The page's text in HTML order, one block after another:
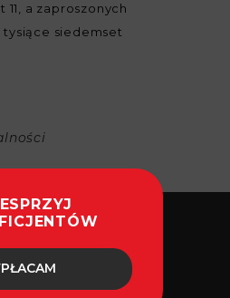
a zaproszonych
tysiące siedemset